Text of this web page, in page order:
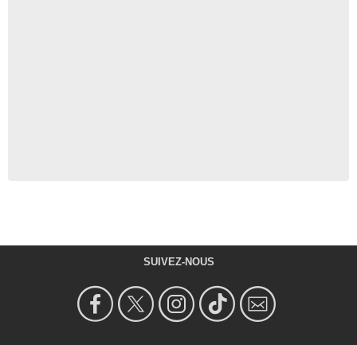
SUIVEZ-NOUS